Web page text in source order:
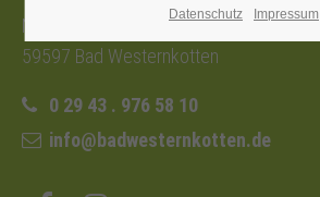
Nordstraße 2b
59597 Bad Westernkotten
0 29 43 . 976 58 10
info@badwesternkotten.de
Datenschutz Impressum